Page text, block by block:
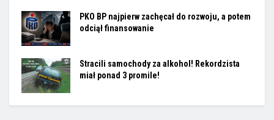
PKO BP najpierw zachęcał do rozwoju, a potem
odciął finansowanie
Stracili samochody za alkohol! Rekordzista
miał ponad 3 promile!